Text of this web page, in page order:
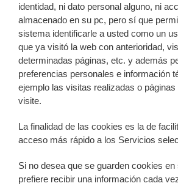
identidad, ni dato personal alguno, ni
almacenado en su pc, pero sí que
sistema identificarle a usted como un
que ya visitó la web con anterioridad,
determinadas páginas, etc. y además
preferencias personales e información
ejemplo las visitas realizadas o
visite.
La finalidad de las cookies es la de
acceso más rápido a los Servicios
Si no desea que se guarden cookies
prefiere recibir una información cada